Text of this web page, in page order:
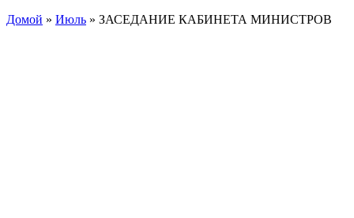
Домой » Июль » ЗАСЕДАНИЕ КАБИНЕТА МИНИСТРОВ